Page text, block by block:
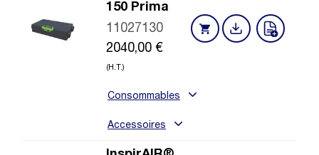
150 Prima
11027130
2040,00 €
(H.T.)
Consommables
Accessoires